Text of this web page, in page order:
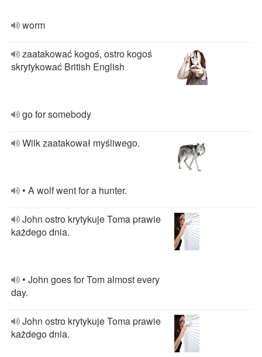
worm
zaatakować kogoś, ostro kogoś
skrytykować British English
go for somebody
Wilk zaatakował myśliwego.
• A wolf went for a hunter.
John ostro krytykuje Toma prawie
każdego dnia.
• John goes for Tom almost every
day.
John ostro krytykuje Toma prawie
każdego dnia.